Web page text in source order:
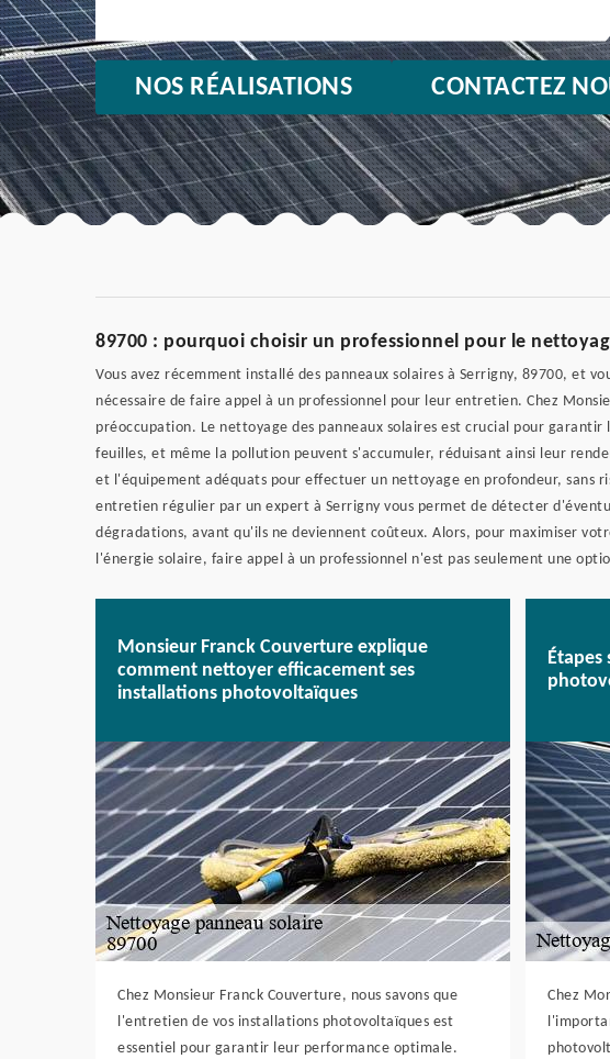
NOS RÉALISATIONS CONTACTEZ
89700 : pourquoi choisir un professionnel pour le
Vous avez récemment installé des panneaux solaires à Serrigny, 89700, et
nécessaire de faire appel à un professionnel pour leur entretien. Chez
préoccupation. Le nettoyage des panneaux solaires est crucial pour
feuilles, et même la pollution peuvent s'accumuler, réduisant ainsi leur
et l'équipement adéquats pour effectuer un nettoyage en profondeur, sans
entretien régulier par un expert à Serrigny vous permet de détecter
dégradations, avant qu'ils ne deviennent coûteux. Alors, pour maximiser
l'énergie solaire, faire appel à un professionnel n'est pas seulement une
Monsieur Franck Couverture explique
comment nettoyer efficacement ses
installations photovoltaïques
Chez Monsieur Franck Couverture, nous savons que
l'entretien de vos installations photovoltaïques est
essentiel pour garantir leur performance optimale.
Chez